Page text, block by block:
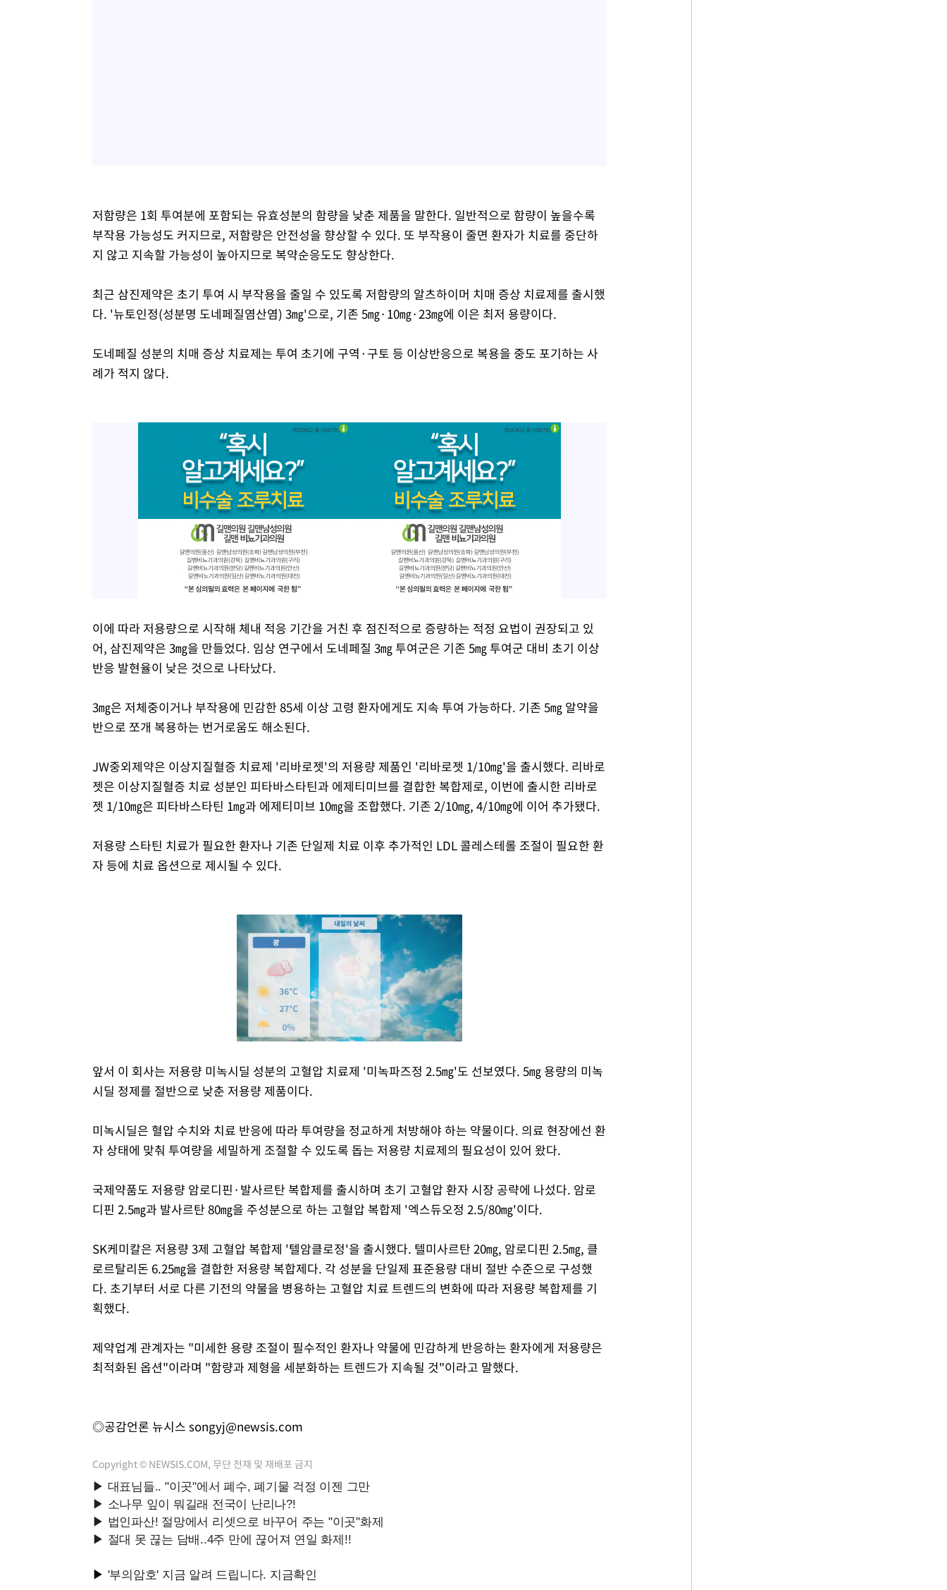
저함량은 1회 투여분에 포함되는 유효성분의 함량을 낮춘 제품을 말한다. 일반적으로 함량이 높을수록
부작용 가능성도 커지므로, 저함량은 안전성을 향상할 수 있다. 또 부작용이 줄면 환자가 치료를 중단하
지 않고 지속할 가능성이 높아지므로 복약순응도도 향상한다.
최근 삼진제약은 초기 투여 시 부작용을 줄일 수 있도록 저함량의 알츠하이머 치매 증상 치료제를 출시했
다. '뉴토인정(성분명 도네페질염산염) 3㎎'으로, 기존 5㎎·10㎎·23㎎에 이은 최저 용량이다.
도네페질 성분의 치매 증상 치료제는 투여 초기에 구역·구토 등 이상반응으로 복용을 중도 포기하는 사
례가 적지 않다.
이에 따라 저용량으로 시작해 체내 적응 기간을 거친 후 점진적으로 증량하는 적정 요법이 권장되고 있
어, 삼진제약은 3㎎을 만들었다. 임상 연구에서 도네페질 3㎎ 투여군은 기존 5㎎ 투여군 대비 초기 이상
반응 발현율이 낮은 것으로 나타났다.
3㎎은 저체중이거나 부작용에 민감한 85세 이상 고령 환자에게도 지속 투여 가능하다. 기존 5㎎ 알약을
반으로 쪼개 복용하는 번거로움도 해소된다.
JW중외제약은 이상지질혈증 치료제 '리바로젯'의 저용량 제품인 '리바로젯 1/10㎎'을 출시했다. 리바로
젯은 이상지질혈증 치료 성분인 피타바스타틴과 에제티미브를 결합한 복합제로, 이번에 출시한 리바로
젯 1/10㎎은 피타바스타틴 1㎎과 에제티미브 10㎎을 조합했다. 기존 2/10㎎, 4/10㎎에 이어 추가됐다.
저용량 스타틴 치료가 필요한 환자나 기존 단일제 치료 이후 추가적인 LDL 콜레스테롤 조절이 필요한 환
자 등에 치료 옵션으로 제시될 수 있다.
앞서 이 회사는 저용량 미녹시딜 성분의 고혈압 치료제 '미녹파즈정 2.5㎎'도 선보였다. 5㎎ 용량의 미녹
시딜 정제를 절반으로 낮춘 저용량 제품이다.
미녹시딜은 혈압 수치와 치료 반응에 따라 투여량을 정교하게 처방해야 하는 약물이다. 의료 현장에선 환
자 상태에 맞춰 투여량을 세밀하게 조절할 수 있도록 돕는 저용량 치료제의 필요성이 있어 왔다.
국제약품도 저용량 암로디핀·발사르탄 복합제를 출시하며 초기 고혈압 환자 시장 공략에 나섰다. 암로
디핀 2.5㎎과 발사르탄 80㎎을 주성분으로 하는 고혈압 복합제 '엑스듀오정 2.5/80㎎'이다.
SK케미칼은 저용량 3제 고혈압 복합제 '텔암클로정'을 출시했다. 텔미사르탄 20㎎, 암로디핀 2.5㎎, 클
로르탈리돈 6.25㎎을 결합한 저용량 복합제다. 각 성분을 단일제 표준용량 대비 절반 수준으로 구성했
다. 초기부터 서로 다른 기전의 약물을 병용하는 고혈압 치료 트렌드의 변화에 따라 저용량 복합제를 기
획했다.
제약업계 관계자는 "미세한 용량 조절이 필수적인 환자나 약물에 민감하게 반응하는 환자에게 저용량은
최적화된 옵션"이라며 "함량과 제형을 세분화하는 트렌드가 지속될 것"이라고 말했다.
◎공감언론 뉴시스 songyj@newsis.com
Copyright © NEWSIS.COM, 무단 전재 및 재배포 금지